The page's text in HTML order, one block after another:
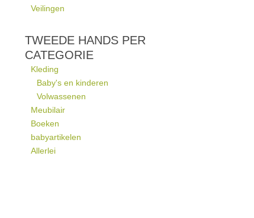
Veilingen
TWEEDE HANDS PER
CATEGORIE
Kleding
Baby's en kinderen
Volwassenen
Meubilair
Boeken
babyartikelen
Allerlei